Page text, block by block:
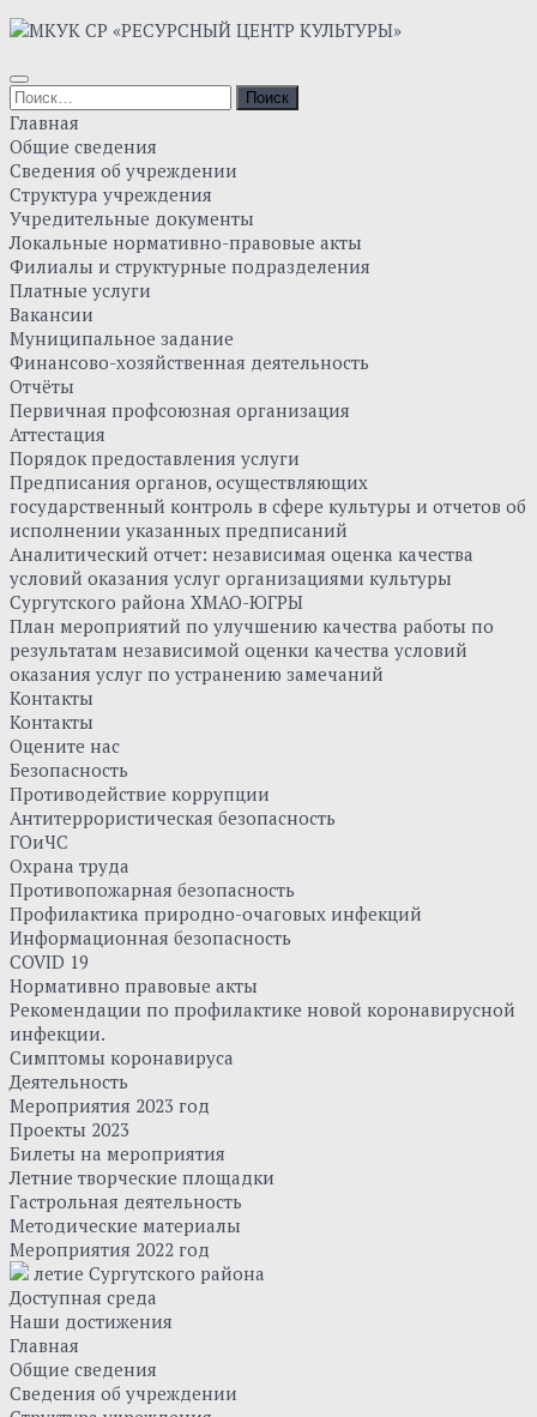
Главная
Общие сведения
Сведения об учреждении
Структура учреждения
Учредительные документы
Локальные нормативно-правовые акты
Филиалы и структурные подразделения
Платные услуги
Вакансии
Муниципальное задание
Финансово-хозяйственная деятельность
Отчёты
Первичная профсоюзная организация
Аттестация
Порядок предоставления услуги
Предписания органов, осуществляющих
государственный контроль в сфере культуры и отчетов об
исполнении указанных предписаний
Аналитический отчет: независимая оценка качества
условий оказания услуг организациями культуры
Сургутского района ХМАО-ЮГРЫ
План мероприятий по улучшению качества работы по
результатам независимой оценки качества условий
оказания услуг по устранению замечаний
Контакты
Контакты
Оцените нас
Безопасность
Противодействие коррупции
Антитеррористическая безопасность
ГОиЧС
Охрана труда
Противопожарная безопасность
Профилактика природно-очаговых инфекций
Информационная безопасность
COVID 19
Нормативно правовые акты
Рекомендации по профилактике новой коронавирусной
инфекции.
Симптомы коронавируса
Деятельность
Мероприятия 2023 год
Проекты 2023
Билеты на мероприятия
Летние творческие площадки
Гастрольная деятельность
Методические материалы
Мероприятия 2022 год
летие Сургутского района
Доступная среда
Наши достижения
Главная
Общие сведения
Сведения об учреждении